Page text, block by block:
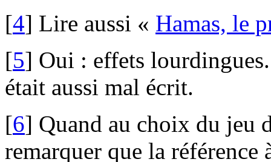
[4] Lire aussi « Hamas, le
[5] Oui : effets
était aussi mal écrit.
[6] Quand au choix du jeu
remarquer que la référence